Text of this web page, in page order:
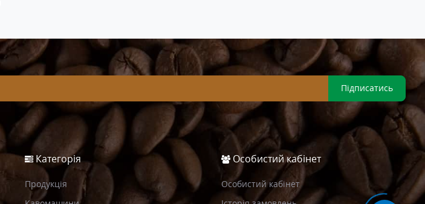
Підписатись
Категорія
Продукція
Особистий кабінет
Особистий кабінет